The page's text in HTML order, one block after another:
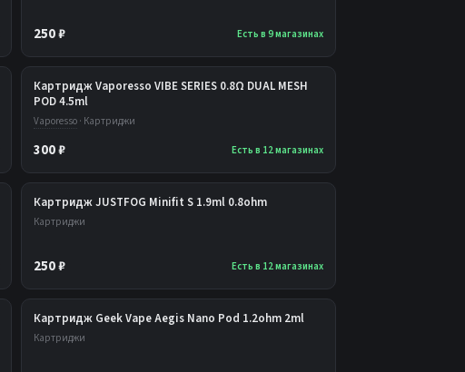
250 ₽ Есть в 9 магазинах
Картридж Vaporesso VIBE SERIES 0.8Ω DUAL MESH
POD 4.5ml
Vaporesso · Картриджи
300 ₽ Есть в 12 магазинах
Картридж JUSTFOG Minifit S 1.9ml 0.8ohm
Картриджи
250 ₽ Есть в 12 магазинах
Картридж Geek Vape Aegis Nano Pod 1.2ohm 2ml
Картриджи